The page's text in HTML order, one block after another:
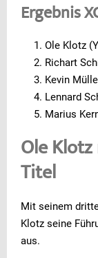
Ergebnis
Ole Klotz
Richart
Kevin
Lennard
Marius
Ole
Titel
Mit seinem
Klotz seine
aus.